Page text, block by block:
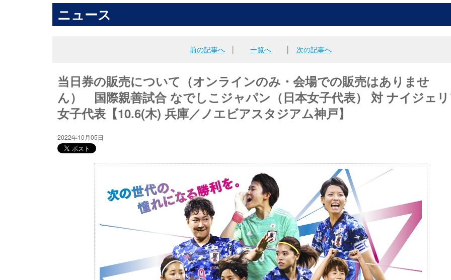
ニュース
前の記事へ│ 一覧へ 次の記事へ
当日券の販売について（オンラインのみ・会場での販売はありませ
ん） 国際親善試合 なでしこジャパン（日本女子代表） 対 ナイジェ
女子代表【10.6(木) 兵庫／ノエビアスタジアム神戸】
2022年10月05日